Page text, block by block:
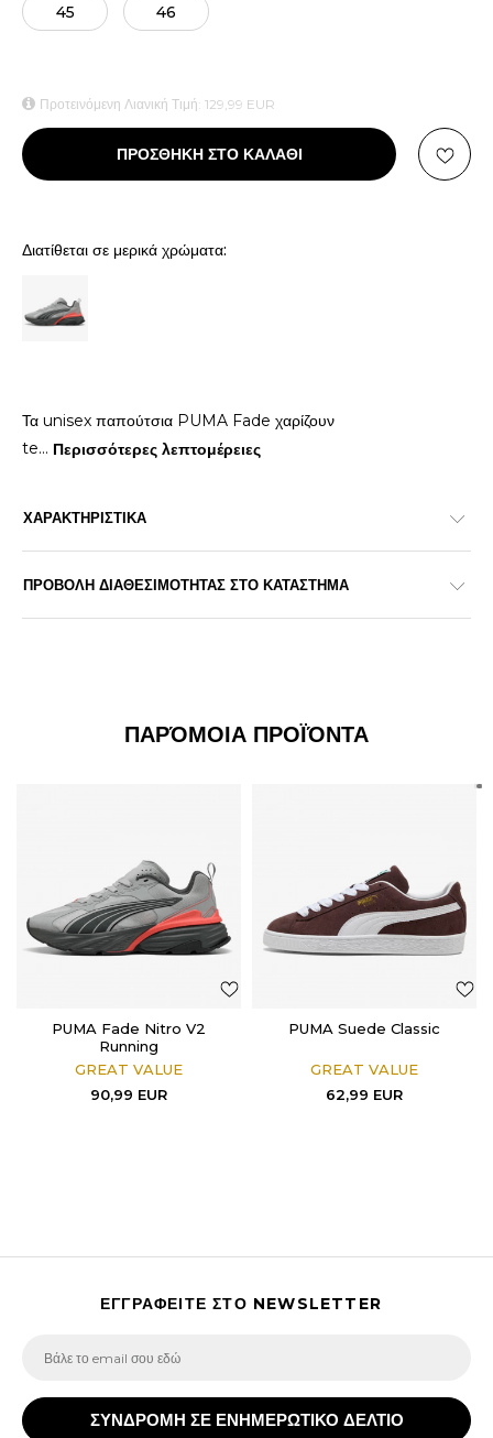
45 46
Προτεινόμενη Λιανική Τιμή: 129,99 EUR
ΠΡΟΣΘΗΚΗ ΣΤΟ ΚΑΛΑΘΙ
Διατίθεται σε μερικά χρώματα:
Τα unisex παπούτσια PUMA Fade χαρίζουν
te... Περισσότερες λεπτομέρειες
ΧΑΡΑΚΤΗΡΙΣΤΙΚΑ
ΠΡΟΒΟΛΗ ΔΙΑΘΕΣΙΜΟΤΗΤΑΣ ΣΤΟ ΚΑΤΑΣΤΗΜΑ
ΠΑΡΌΜΟΙΑ ΠΡΟΪΌΝΤΑ
PUMA Fade Nitro V2
Running
GREAT VALUE
90,99 EUR
PUMA Suede Classic
GREAT VALUE
62,99 EUR
ΕΓΓΡΑΦΕΙΤΕ ΣΤΟ NEWSLETTER
ΣΥΝΔΡΟΜΗ ΣΕ ΕΝΗΜΕΡΩΤΙΚΟ ΔΕΛΤΙΟ